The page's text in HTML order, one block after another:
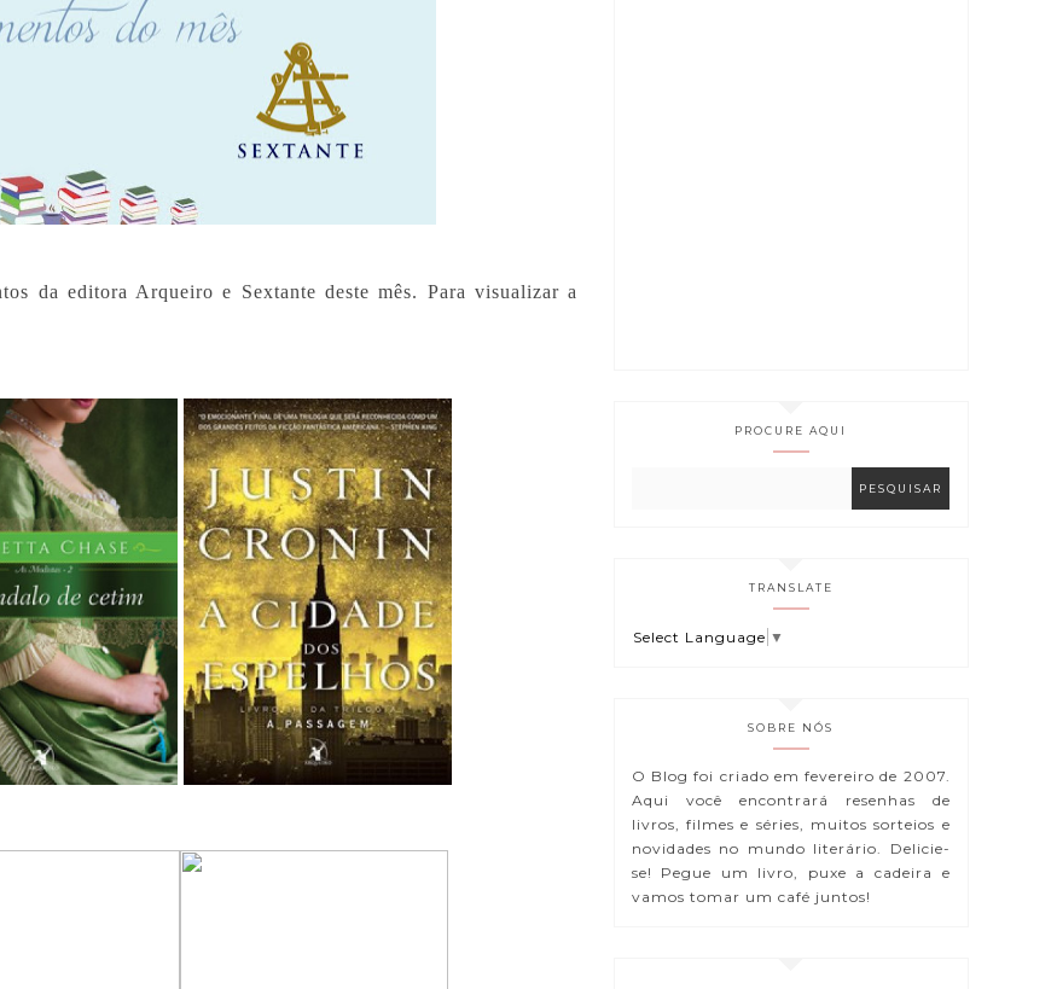
da editora Arqueiro e Sextante deste mês. Para visualizar a
PROCURE AQUI
TRANSLATE
Select Language ▼
SOBRE NÓS
O Blog foi criado em fevereiro de 2007.
Aqui você encontrará resenhas de
livros, filmes e séries, muitos sorteios e
novidades no mundo literário. Delicie-
se! Pegue um livro, puxe a cadeira e
vamos tomar um café juntos!